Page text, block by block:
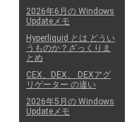
2026年6月の Windows
Updateメモ
Hyperliquid とは どうい
うものか？ざっくりま
とめ
CEX、DEX、 DEXアグ
リゲーター の違い
2026年5月の Windows
Updateメモ